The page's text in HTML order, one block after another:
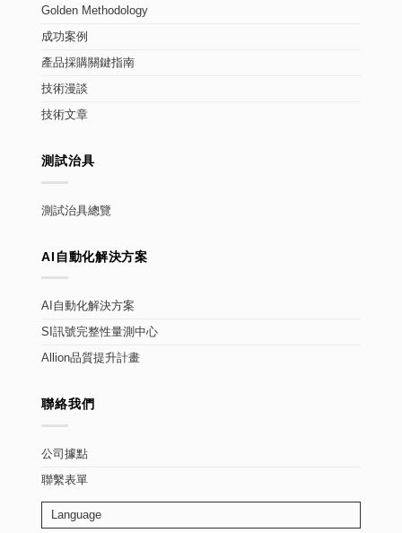
Golden Methodology
成功案例
產品採購關鍵指南
技術漫談
技術文章
測試治具
測試治具總覽
AI自動化解決方案
AI自動化解決方案
SI訊號完整性量測中心
Allion品質提升計畫
聯絡我們
公司據點
聯繫表單
Language